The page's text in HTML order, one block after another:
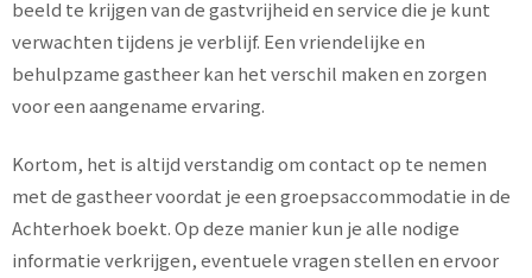
beeld te krijgen van de gastvrijheid en service die je kunt
verwachten tijdens je verblijf. Een vriendelijke en
behulpzame gastheer kan het verschil maken en zorgen
voor een aangename ervaring.
Kortom, het is altijd verstandig om contact op te nemen
met de gastheer voordat je een groepsaccommodatie in de
Achterhoek boekt. Op deze manier kun je alle nodige
informatie verkrijgen, eventuele vragen stellen en ervoor